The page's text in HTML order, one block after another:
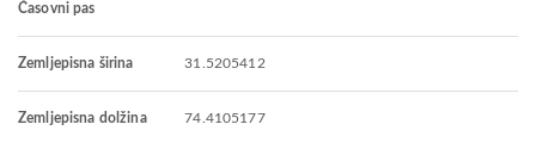
Časovni pas
Zemljepisna širina 31.5205412
Zemljepisna dolžina 74.4105177